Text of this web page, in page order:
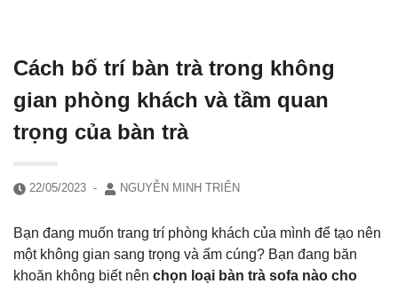
Cách bố trí bàn trà trong không
gian phòng khách và tầm quan
trọng của bàn trà
22/05/2023 - NGUYỄN MINH TRIỂN
Bạn đang muốn trang trí phòng khách của mình để tạo nên
một không gian sang trọng và ấm cúng? Bạn đang băn
khoăn không biết nên chọn loại bàn trà sofa nào cho